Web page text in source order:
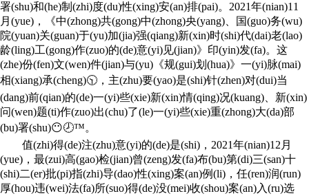
署(shu)和(he)制(zhi)度(du)性(xing)安(an)排(pai)。2021年(nian)11
月(yue)，《中(zhong)共(gong)中(zhong)央(yang)、国(guo)务(wu)
院(yuan)关(guan)于(yu)加(jia)强(qiang)新(xin)时(shi)代(dai)老(lao)
龄(ling)工(gong)作(zuo)的(de)意(yi)见(jian)》印(yin)发(fa)。这
(zhe)份(fen)文(wen)件(jian)与(yu)《规(gui)划(hua)》一(yi)脉(mai)
相(xiang)承(cheng)🕥，主(zhu)要(yao)是(shi)针(zhen)对(dui)当
(dang)前(qian)的(de)一(yi)些(xie)新(xin)情(qing)况(kuang)、新(xin)
问(wen)题(ti)作(zuo)出(chu)了(le)一(yi)些(xie)重(zhong)大(da)部
(bu)署(shu)😶🕗™。
值(zhi)得(de)注(zhu)意(yi)的(de)是(shi)，2021年(nian)12月
(yue)，最(zui)高(gao)检(jian)曾(zeng)发(fa)布(bu)第(di)三(san)十
(shi)二(er)批(pi)指(zhi)导(dao)性(xing)案(an)例(li)，任(ren)润(run)
厚(hou)违(wei)法(fa)所(suo)得(de)没(mei)收(shou)案(an)入(ru)选